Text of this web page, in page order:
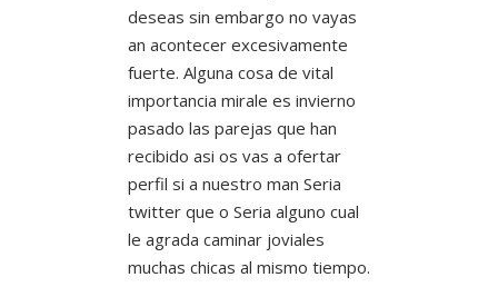
deseas sin embargo no vayas
an acontecer excesivamente
fuerte. Alguna cosa de vital
importancia mirale es invierno
pasado las parejas que han
recibido asi os vas a ofertar
perfil si a nuestro man Seri­a
twitter que o Seri­a alguno cual
le agrada caminar joviales
muchas chicas al mismo tiempo.